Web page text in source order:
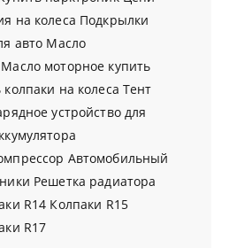
на колеса Подкрылки
авто Масло
Масло моторное купить
колпаки на колеса Тент
устройство для
Автомобильный
Решетка радиатора
R14 Колпаки R15
R17